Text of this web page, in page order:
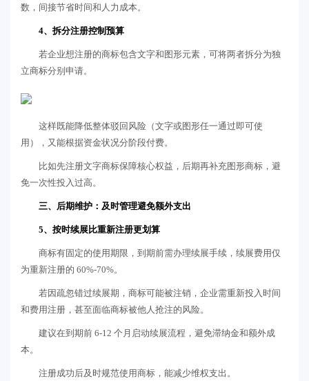
数，间接节省时间和人力成本。
4、拆分注册控制预算
若企业想注册的商标包含文字和图形元素，可将两者拆分为独
立商标分别申请。
这样既能降低整体驳回风险（文字或图形任一通过即可使
用），又能根据资金状况分阶段付费。
比如先注册文字商标保障核心权益，后期再补充图形商标，避
免一次性投入过高。
三、后期维护：及时管理避免额外支出
5、按时续展比重新注册更划算
商标有固定的使用期限，到期前需办理续展手续，续展费用仅
为重新注册的 60%-70%。
若因疏忽错过续展期，商标可能被注销，企业需重新投入时间
和费用注册，甚至面临商标被他人抢注的风险。
建议在到期前 6-12 个月启动续展流程，避免滞纳金和额外成
本。
注册成功后及时规范使用商标，能减少维权支出。